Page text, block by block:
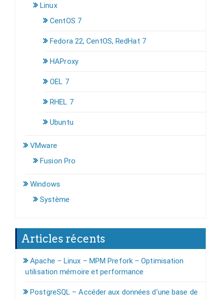
Linux
CentOS 7
Fedora 22, CentOS, RedHat 7
HAProxy
OEL 7
RHEL 7
Ubuntu
VMware
Fusion Pro
Windows
Système
Articles récents
Apache – Linux – MPM Prefork – Optimisation
utilisation mémoire et performance
PostgreSQL – Accéder aux données d’une base de